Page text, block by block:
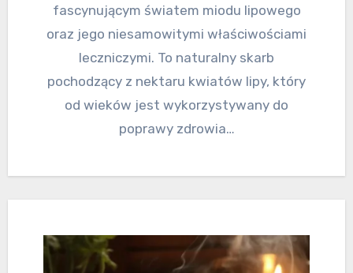
fascynującym światem miodu lipowego
oraz jego niesamowitymi właściwościami
leczniczymi. To naturalny skarb
pochodzący z nektaru kwiatów lipy, który
od wieków jest wykorzystywany do
poprawy zdrowia…